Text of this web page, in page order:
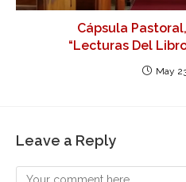
Cápsula
“Lecturas Del
May
Leave a Reply